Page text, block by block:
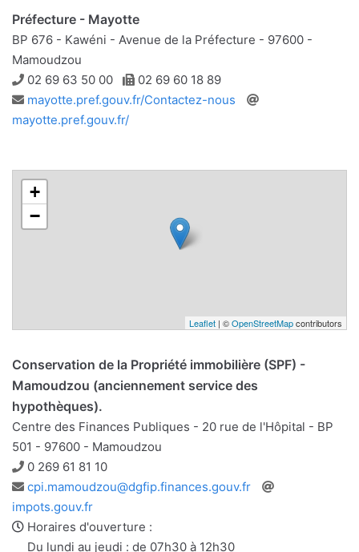
Préfecture - Mayotte
BP 676 - Kawéni - Avenue de la Préfecture - 97600 -
Mamoudzou
Téléphone
02 69 63 50 00 Télécopie
02 69 60 18 89
Adresse
e-
mayotte.pref.gouv.fr/Contactez-nous
mayotte.pref.gouv.fr/
+
−
Leaflet | ©OpenStreetMapcontributors
Conservation de la Propriété immobilière (SPF) -
Mamoudzou (anciennement service des
hypothèques).
Centre des Finances Publiques - 20 rue de l'Hôpital - BP
501 - 97600 - Mamoudzou
Téléphone
0 269 61 81 10
Adresse
e-
mail
cpi.mamoudzou@dgfip.finances.gouv.fr
impots.gouv.fr
Horaires d'ouverture :
Du lundi au jeudi : de 07h30 à 12h30